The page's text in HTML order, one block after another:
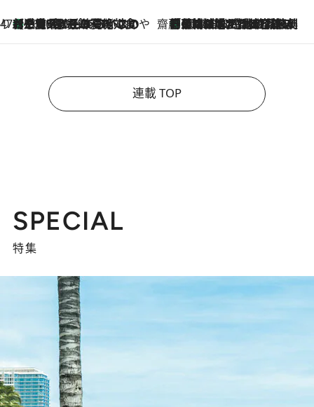
47都道府県の手みやげ ひんやりスイーツで夏を満喫
2026.8.6
【三重県】この夏絶対食べたい 冷やしておいしいおやつ3選 お餅×アイスの新感覚スイーツ 齋藤 薫 美容脳ルネサンス
2026.8.6
「荷物が増えるほど旅ストレスは増す」美容ジャーナリストがたどり着いた最終結論。“化粧品を劇的に減らす”感動の凝縮美容とは
連載 TOP
SPECIAL
特集